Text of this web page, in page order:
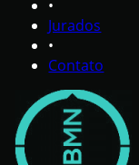
•
Jurados
•
Contato